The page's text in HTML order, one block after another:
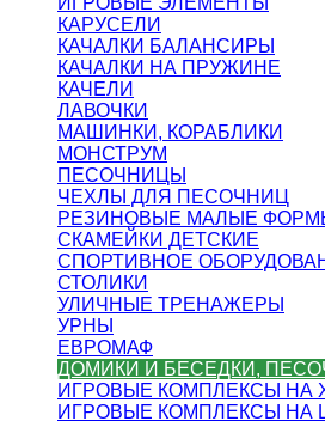
КАРУСЕЛИ
КАЧАЛКИ БАЛАНСИРЫ
КАЧАЛКИ НА ПРУЖИНЕ
КАЧЕЛИ
ЛАВОЧКИ
МАШИНКИ, КОРАБЛИКИ
МОНСТРУМ
ПЕСОЧНИЦЫ
ЧЕХЛЫ ДЛЯ ПЕСОЧНИЦ
РЕЗИНОВЫЕ МАЛЫЕ
СКАМЕЙКИ ДЕТСКИЕ
СПОРТИВНОЕ
СТОЛИКИ
УЛИЧНЫЕ ТРЕНАЖЕРЫ
УРНЫ
ЕВРОМАФ
ДОМИКИ И БЕСЕДКИ,
ИГРОВЫЕ КОМПЛЕКСЫ НА
ИГРОВЫЕ КОМПЛЕКСЫ НА